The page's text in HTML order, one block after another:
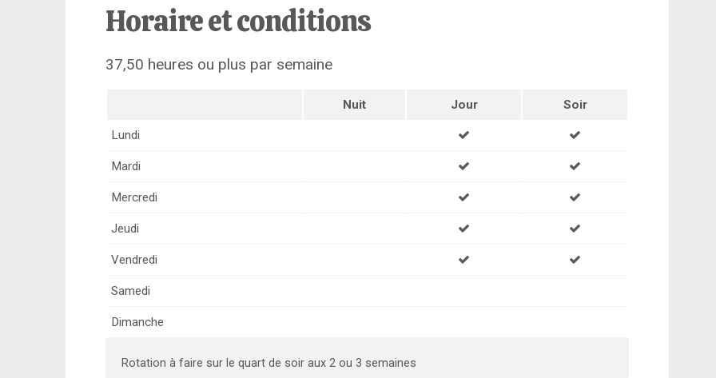
Horaire et conditions
37,50 heures ou plus par semaine
Nuit Jour Soir
Lundi
Mardi
Mercredi
Jeudi
Vendredi
Samedi
Dimanche
Rotation à faire sur le quart de soir aux 2 ou 3 semaines